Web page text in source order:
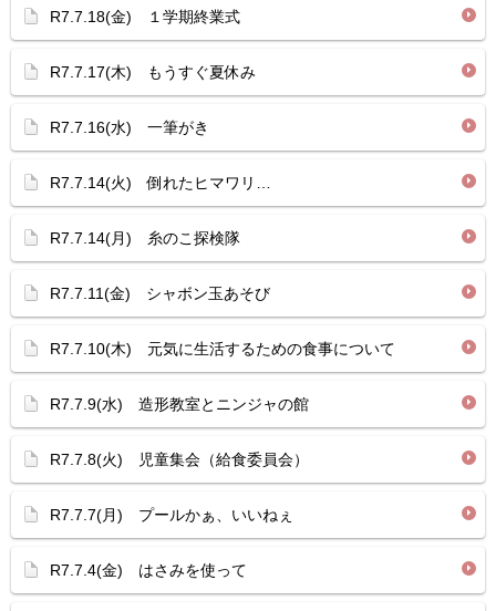
R7.7.18(金) １学期終業式
R7.7.17(木) もうすぐ夏休み
R7.7.16(水) 一筆がき
R7.7.14(火) 倒れたヒマワリ…
R7.7.14(月) 糸のこ探検隊
R7.7.11(金) シャボン玉あそび
R7.7.10(木) 元気に生活するための食事について
R7.7.9(水) 造形教室とニンジャの館
R7.7.8(火) 児童集会（給食委員会）
R7.7.7(月) プールかぁ、いいねぇ
R7.7.4(金) はさみを使って